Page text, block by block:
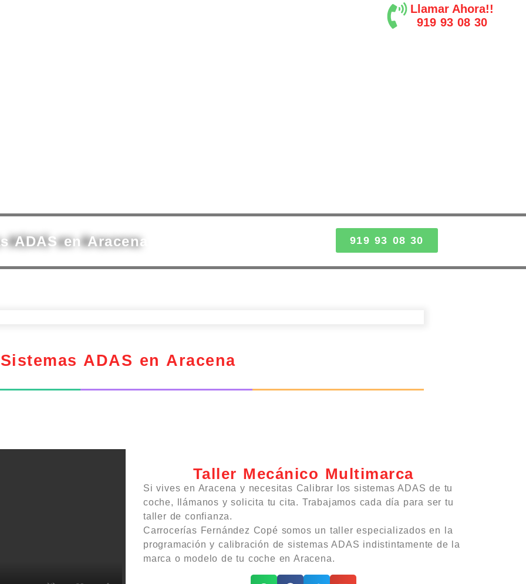
Llamar Ahora!!
919 93 08 30
ADAS en Aracena 919 93 08 30
ADAS en Aracena
Taller Mecánico Multimarca
Si vives en Aracena y necesitas Calibrar los sistemas ADAS de tu
coche, llámanos y solicita tu cita. Trabajamos cada día para ser tu
taller de confianza.
Carrocerías Fernández Copé somos un taller especializados en la
programación y calibración de sistemas ADAS indistintamente de la
marca o modelo de tu coche en Aracena.